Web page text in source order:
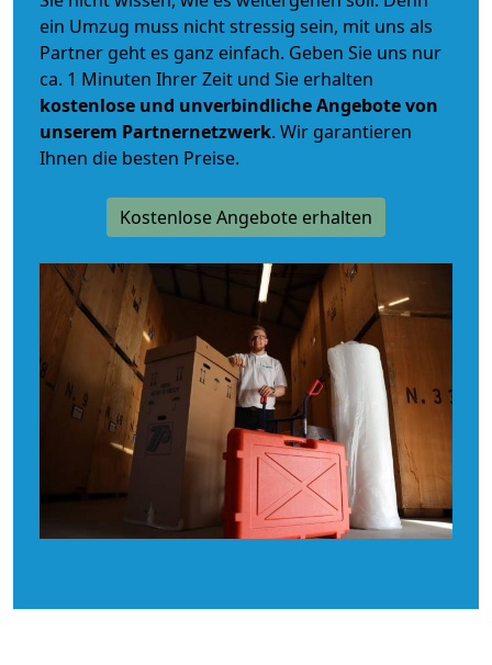
ein Umzug muss nicht stressig sein, mit uns als
Partner geht es ganz einfach. Geben Sie uns nur
ca. 1 Minuten Ihrer Zeit und Sie erhalten
kostenlose und unverbindlicheAngebote von
unserem Partnernetzwerk. Wir garantieren
Ihnen die besten Preise.
Kostenlose Angebote erhalten